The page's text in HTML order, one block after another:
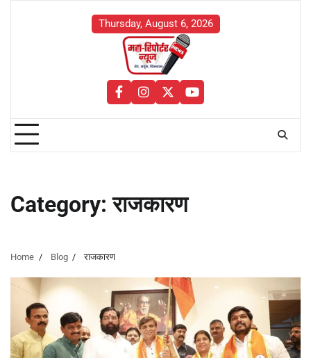
Thursday, August 6, 2026
facebookinstagram
twitteryoutube
Category:राजकारण
Home Blog राजकारण